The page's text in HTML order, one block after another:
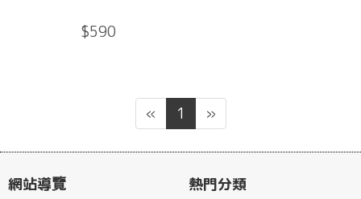
$590
« 1 »
網站導覽
熱門分類